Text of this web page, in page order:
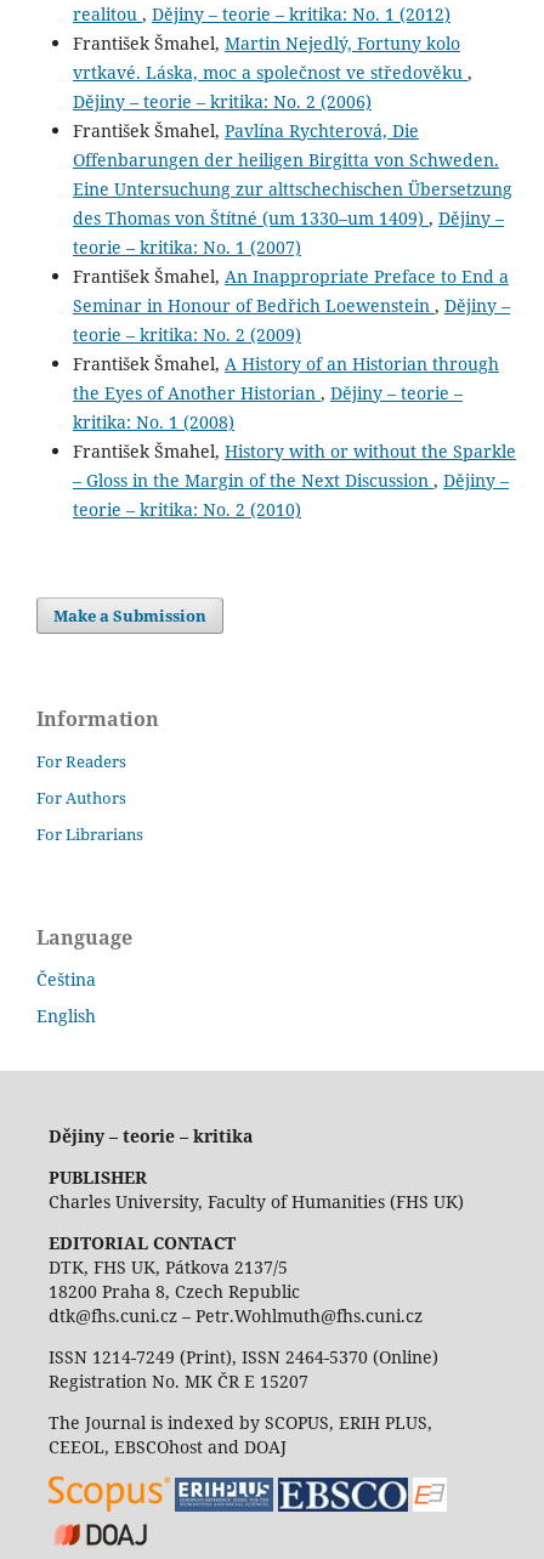
realitou , Dějiny – teorie – kritika: No. 1 (2012)
František Šmahel, Martin Nejedlý, Fortuny kolo
vrtkavé. Láska, moc a společnost ve středověku ,
Dějiny – teorie – kritika: No. 2 (2006)
František Šmahel, Pavlína Rychterová, Die
Offenbarungen der heiligen Birgitta von Schweden.
Eine Untersuchung zur alttschechischen Übersetzung
des Thomas von Štítné (um 1330–um 1409) , Dějiny –
teorie – kritika: No. 1 (2007)
František Šmahel, An Inappropriate Preface to End a
Seminar in Honour of Bedřich Loewenstein , Dějiny –
teorie – kritika: No. 2 (2009)
František Šmahel, A History of an Historian through
the Eyes of Another Historian , Dějiny – teorie –
kritika: No. 1 (2008)
František Šmahel, History with or without the Sparkle
– Gloss in the Margin of the Next Discussion , Dějiny –
teorie – kritika: No. 2 (2010)
Make a Submission
Information
For Readers
For Authors
For Librarians
Language
Čeština
English
Dějiny – teorie – kritika
PUBLISHER
Charles University, Faculty of Humanities (FHS UK)
EDITORIAL CONTACT
DTK, FHS UK, Pátkova 2137/5
18200 Praha 8, Czech Republic
dtk@fhs.cuni.cz – Petr.Wohlmuth@fhs.cuni.cz
ISSN 1214-7249 (Print), ISSN 2464-5370 (Online)
Registration No. MK ČR E 15207
The Journal is indexed by SCOPUS, ERIH PLUS,
CEEOL, EBSCOhost and DOAJ